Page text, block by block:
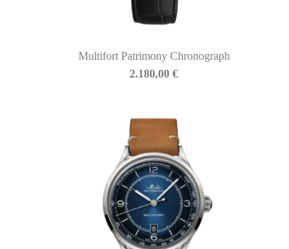
Multifort Patrimony Chronograph
2.180,00€
BIASINI JEWELRY
39012 Merano (BZ) – Italy
Telefono: +39 0473 236173
info@biasinijewelry.it
P.IVA: IT01508870217
QUICKLINKS